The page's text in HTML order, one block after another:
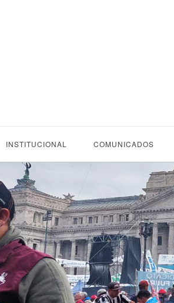
INSTITUCIONAL COMUNICADOS